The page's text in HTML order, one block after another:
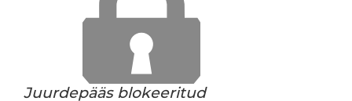
Juurdepääs blokeeritud